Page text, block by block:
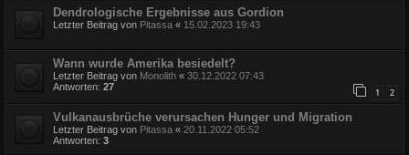
Dendrologische Ergebnisse aus Gordion
Letzter Beitrag von Pitassa « 15.02.2023 19:43
Wann wurde Amerika besiedelt?
Letzter Beitrag von Monolith « 30.12.2022 07:43
Antworten: 27 1 2
Vulkanausbrüche verursachen Hunger und Migration
Letzter Beitrag von Pitassa « 20.11.2022 05:52
Antworten: 3